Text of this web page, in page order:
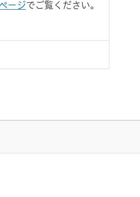
ージでご覧ください。